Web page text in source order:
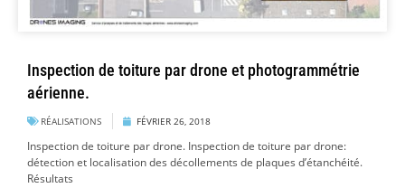
Inspection de toiture par drone et photogrammétrie
aérienne.
RÉALISATIONS FÉVRIER 26, 2018
Inspection de toiture par drone. Inspection de toiture par drone:
détection et localisation des décollements de plaques d’étanchéité.
Résultats